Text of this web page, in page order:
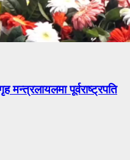
मन्त्रलायलमा पूर्वराष्ट्रपति